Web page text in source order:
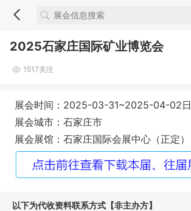
2025石家庄国际矿业博览会
1517关注
展会时间：2025-03-31~2025-04-02日
展会城市：石家庄市
展会展馆：石家庄国际会展中心（正定）
以下为代收资料联系方式【非主办方】